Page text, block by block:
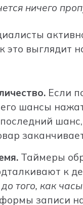
ничего
это выглядит
Если
шансы
последний
Таймеры
к
до того, как
записи